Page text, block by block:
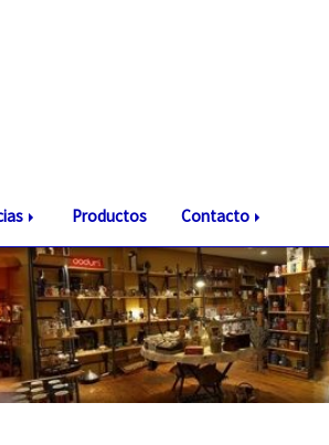
Productos Contacto